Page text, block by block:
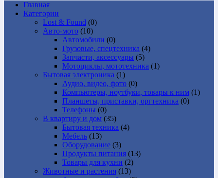
Главная
Категории
Lost & Found (0)
Авто-мото (10)
Автомобили (0)
Грузовые, спецтехника (4)
Запчасти, аксессуары (5)
Мотоциклы, мототехника (1)
Бытовая электроника (1)
Аудио, видео, фото (0)
Компьютеры, ноутбуки, товары к ним (1)
Планшеты, приставки, оргтехника (0)
Телефоны (0)
В квартиру и дом (35)
Бытовая техника (4)
Мебель (13)
Оборудование (3)
Продукты питания (13)
Товары для кухни (2)
Животные и растения (13)